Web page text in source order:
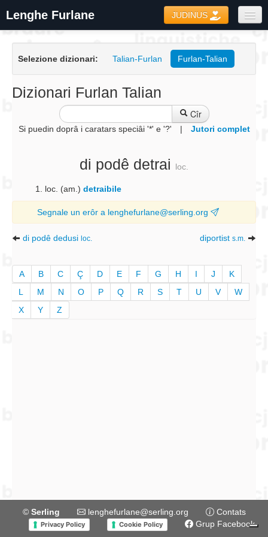
Lenghe Furlane JUDINUS
Formari
Coretôr Ortografic
Informazions
Selezione dizionari: Talian-Furlan Furlan-Talian
Dizionari Furlan Talian
Cîr
Si puedin doprâ i caratars speciâi '*' e '?' | Jutori complet
di podê detrai loc.
loc. (am.) detraibile
Segnale un erôr a lenghefurlane@serling.org
di podê dedusi loc. diportist s.m.
A B C Ç D E F G H I J
K
L
M N O P Q R S T U V
W
X
Y Z
© Serling lenghefurlane@serling.org Contats
Privacy Policy Cookie Policy Grup Facebook